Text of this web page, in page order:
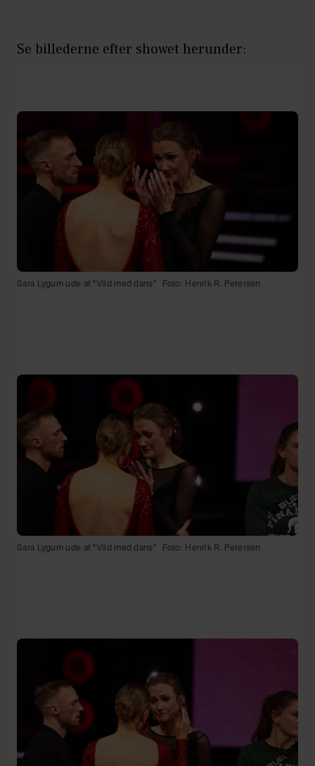
Se billederne efter showet herunder:
Sara Lygum ude af "Vild med dans" Foto: Henrik R. Petersen
Sara Lygum ude af "Vild med dans" Foto: Henrik R. Petersen